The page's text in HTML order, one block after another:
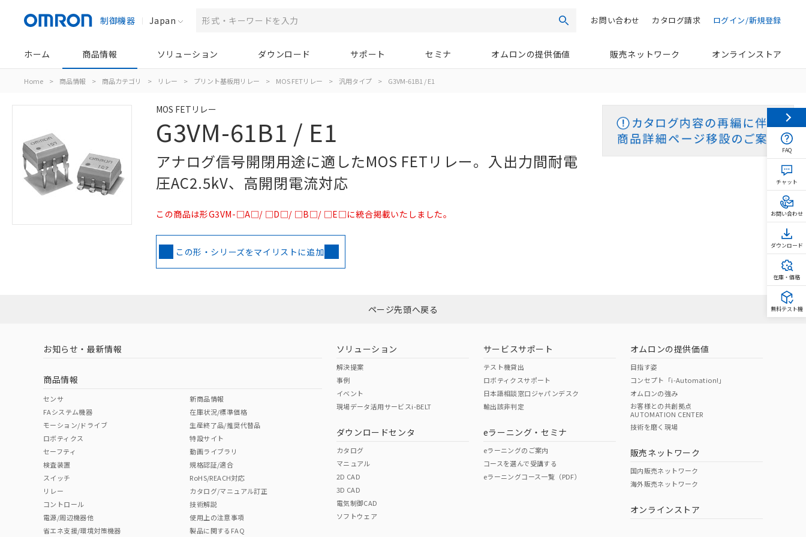
制御機器 Japan 検索 ログイン/新規登録
カタログ請求
お問い合わせ
ホーム 商品情報 ソリューション ダウンロード サポート セミナ オムロンの提供価値 販売ネットワーク オンラインストア
Home > 商品情報 > 商品カテゴリ > リレー > プリント基板用リレー > MOS FETリレー > 汎用タイプ > G3VM-61B1 / E1
MOS FETリレー
G3VM-61B1 / E1
アナログ信号開閉用途に適したMOS FETリレー。入出力間耐電
圧AC2.5kV、高開閉電流対応
この商品は形G3VM-□A□/ □D□/ □B□/ □E□に統合掲載いたしました。
この形・シリーズをマイリストに追加
ページ先頭へ戻る
お知らせ・最新情報
商品情報
センサ
FAシステム機器
モーション/ドライブ
ロボティクス
セーフティ
検査装置
スイッチ
リレー
コントロール
電源/周辺機器他
省エネ支援/環境対策機器
新商品情報
在庫状況/標準価格
生産終了品/推奨代替品
特設サイト
動画ライブラリ
規格認証/適合
RoHS/REACH対応
カタログ/マニュアル訂正
技術解説
使用上の注意事項
製品に関するFAQ
ソリューション
解決提案
事例
イベント
現場データ活用サービスi-BELT
ダウンロードセンタ
カタログ
マニュアル
2D CAD
3D CAD
電気制御CAD
ソフトウェア
サービスサポート
テスト機貸出
ロボティクスサポート
日本語相談窓口ジャパンデスク
輸出該非判定
eラーニング・セミナ
eラーニングのご案内
コースを選んで受講する
eラーニングコース一覧（PDF）
オムロンの提供価値
目指す姿
コンセプト「i-Automation!」
オムロンの強み
お客様との共創拠点
AUTOMATION CENTER
技術を磨く現場
販売ネットワーク
国内販売ネットワーク
海外販売ネットワーク
オンラインストア
FAQ
チャット
お問い合わせ
ダウンロード
在庫・価格
無料テスト機